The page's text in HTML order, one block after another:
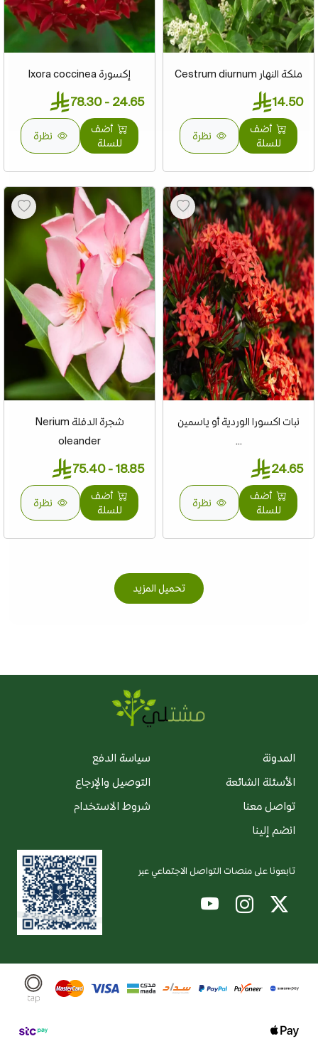
ملكة النهار Cestrum diurnum
14.50
أضف
للسلة
نظرة
إكسورة Ixora coccinea
24.65 - 78.30
أضف
للسلة
نظرة
نبات اكسورا الوردية أو ياسمين
...
24.65
أضف
للسلة
نظرة
شجرة الدفلة Nerium
oleander
18.85 - 75.40
أضف
للسلة
نظرة
تحميل المزيد
المدونة
الأسئلة الشائعة
تواصل معنا
انضم إلينا
سياسة الدفع
التوصيل والإرجاع
شروط الاستخدام
تابعونا على منصات التواصل الاجتماعي عبر